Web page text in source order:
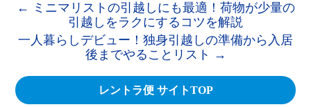
← ミニマリストの引越しにも最適！荷物が少量の
引越しをラクにするコツを解説
一人暮らしデビュー！独身引越しの準備から入居
後までやることリスト →
レントラ便 サイトTOP